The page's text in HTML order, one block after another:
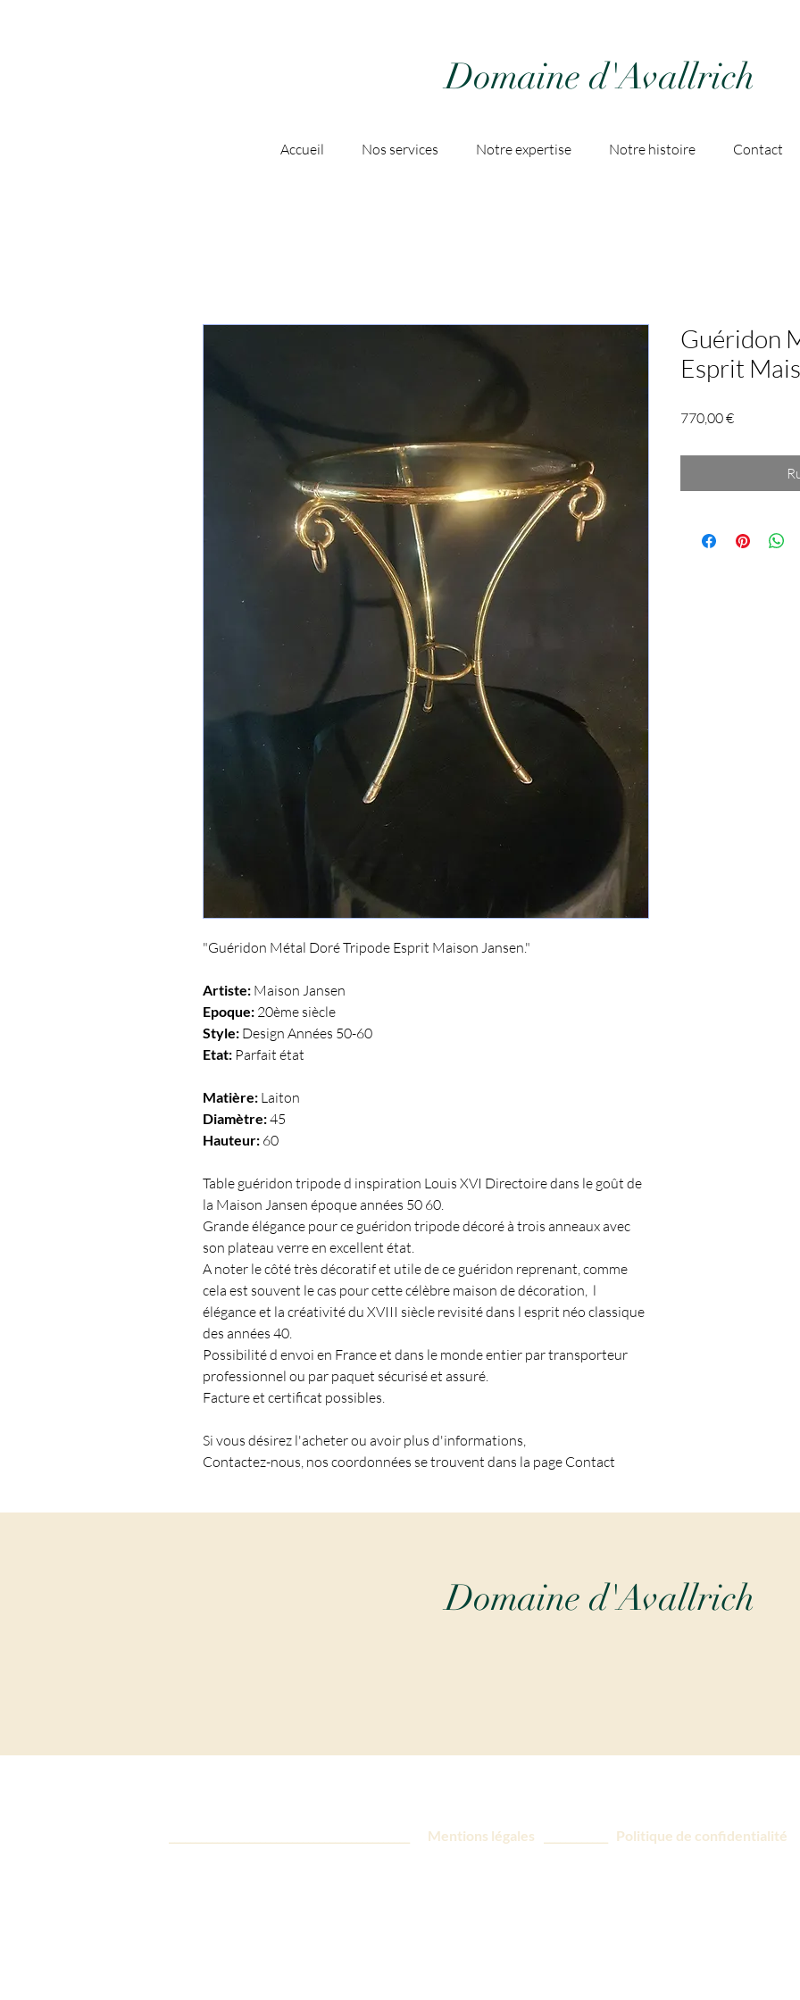
Domaine d'Avallrich
Accueil Nos services Notre expertise Notre histoire Contact
"Guéridon Métal Doré Tripode Esprit Maison Jansen."
Artiste: Maison Jansen
Epoque: 20ème siècle
Style: Design Années 50-60
Etat: Parfait état
Matière: Laiton
Diamètre: 45
Hauteur: 60
Table guéridon tripode d inspiration Louis XVI Directoire dans le goût de
la Maison Jansen époque années 50 60.
Grande élégance pour ce guéridon tripode décoré à trois anneaux avec
son plateau verre en excellent état.
A noter le côté très décoratif et utile de ce guéridon reprenant, comme
cela est souvent le cas pour cette célèbre maison de décoration,  l
élégance et la créativité du XVIII siècle revisité dans l esprit néo classique
des années 40.
Possibilité d envoi en France et dans le monde entier par transporteur
professionnel ou par paquet sécurisé et assuré.
Facture et certificat possibles.
Si vous désirez l'acheter ou avoir plus d'informations,
Contactez-nous, nos coordonnées se trouvent dans la page Contact
Guéridon
Esprit
770,00 €Prix
Domaine d'Avallrich
Mentions légales Politique de confidentialité